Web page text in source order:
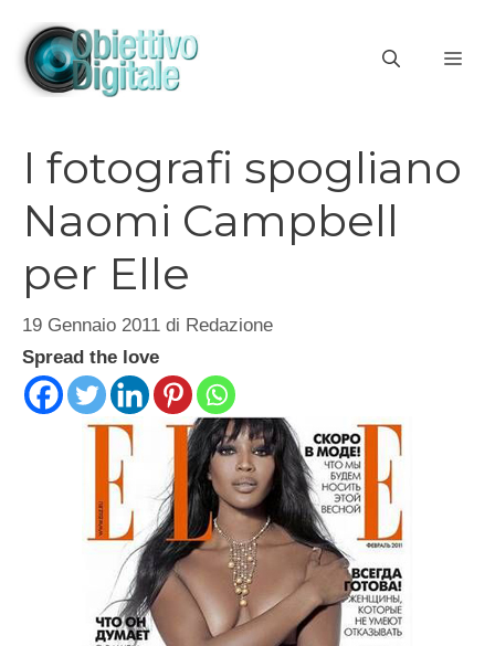
contenuto
I fotografi spogliano
Naomi Campbell
per Elle
19 Gennaio 2011 di Redazione
Spread the love